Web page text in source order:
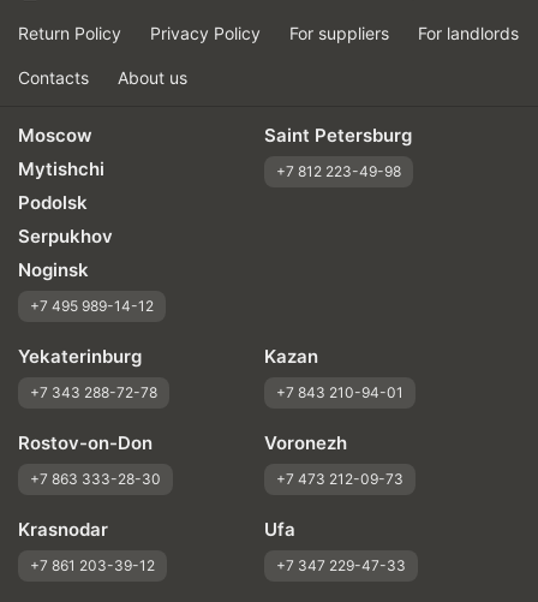
Return Policy Privacy Policy For suppliers For landlords
Contacts About us
Moscow
Mytishchi
Podolsk
Serpukhov
Noginsk
+7 495 989-14-12
Saint Petersburg
+7 812 223-49-98
Yekaterinburg
+7 343 288-72-78
Kazan
+7 843 210-94-01
Rostov-on-Don
+7 863 333-28-30
Voronezh
+7 473 212-09-73
Krasnodar
+7 861 203-39-12
Ufa
+7 347 229-47-33